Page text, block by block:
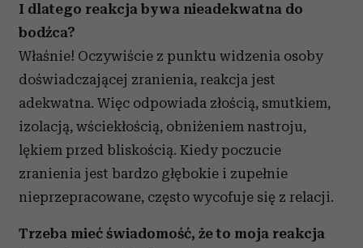
I dlatego reakcja bywa nieadekwatna do
bodźca?
Właśnie! Oczywiście z punktu widzenia osoby
doświadczającej zranienia, reakcja jest
adekwatna. Więc odpowiada złością, smutkiem,
izolacją, wściekłością, obniżeniem nastroju,
lękiem przed bliskością. Kiedy poczucie
zranienia jest bardzo głębokie i zupełnie
nieprzepracowane, często wycofuje się z relacji.
Trzeba mieć świadomość, że to moja reakcja